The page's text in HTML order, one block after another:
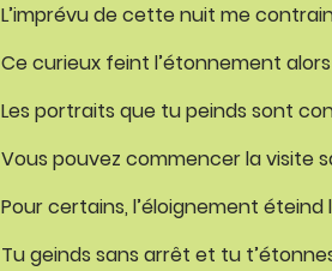
L’imprévu de cette nuit me
Ce curieux feint l’étonnement
Les portraits que tu peinds sont
Vous pouvez commencer la visite
Pour certains, l’éloignement éteind
Tu geinds sans arrêt et tu